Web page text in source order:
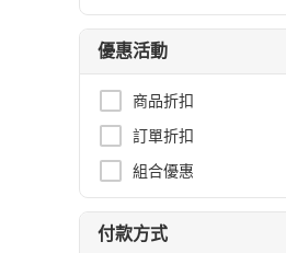
優惠活動
商品折扣
訂單折扣
組合優惠
付款方式